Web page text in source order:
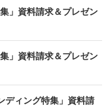
」資料請求＆プレゼン
」資料請求＆プレゼン
ディング特集」資料請